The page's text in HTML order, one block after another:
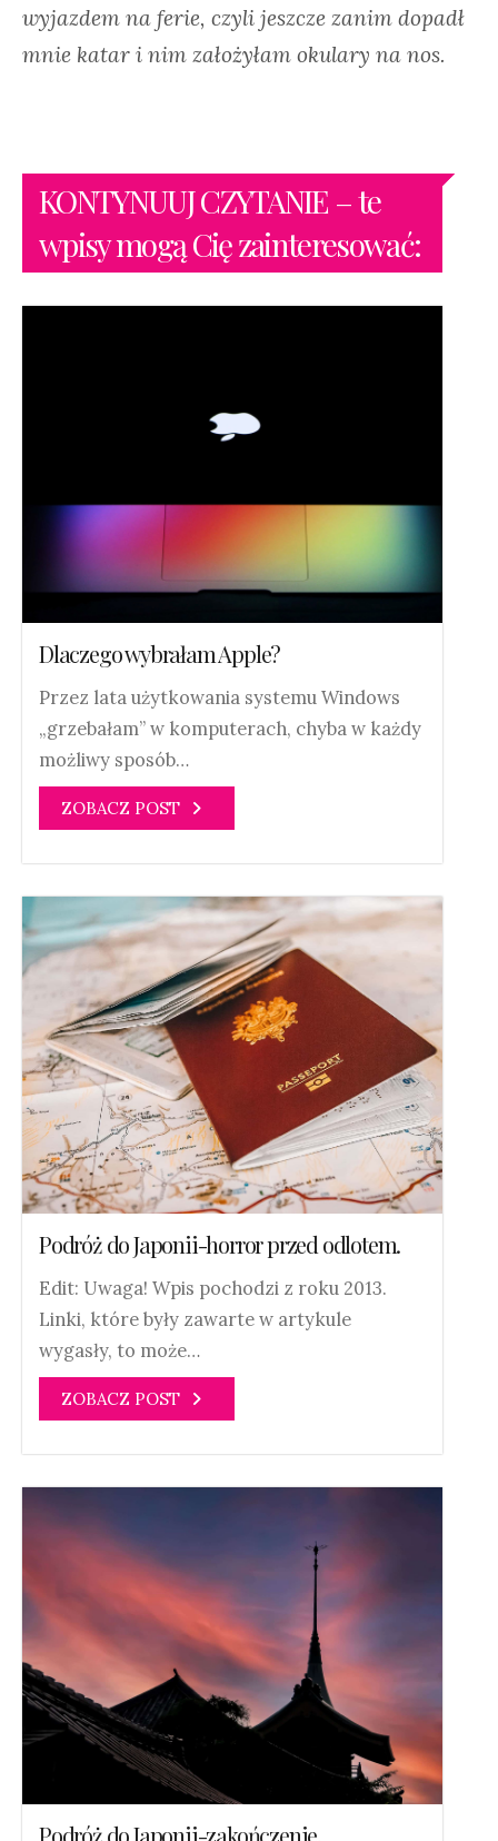
wyjazdem na ferie, czyli jeszcze zanim dopadł
mnie katar i nim założyłam okulary na nos.
KONTYNUUJ CZYTANIE – te
wpisy mogą Cię zainteresować:
Dlaczego wybrałam Apple?
Przez lata użytkowania systemu Windows
„grzebałam” w komputerach, chyba w każdy
możliwy sposób…
ZOBACZ POST
Podróż do Japonii-horror przed odlotem.
Edit: Uwaga! Wpis pochodzi z roku 2013.
Linki, które były zawarte w artykule
wygasły, to może…
ZOBACZ POST
Podróż do Japonii-zakończenie.